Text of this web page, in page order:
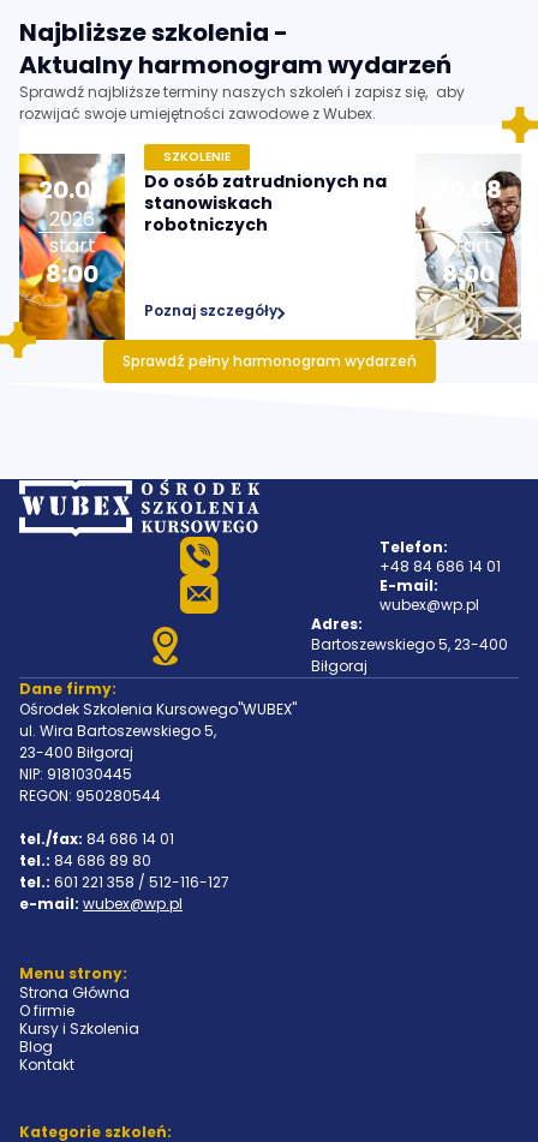
Najbliższe szkolenia -
Aktualny harmonogram wydarzeń
Sprawdź najbliższe terminy naszych szkoleń i zapisz się, aby
rozwijać swoje umiejętności zawodowe z Wubex.
20.08
2026
start
8:00
SZKOLENIE
Do osób zatrudnionych na
stanowiskach
robotniczych
Poznaj szczegóły
08
2026
start
8:00
Sprawdź pełny harmonogram wydarzeń
Telefon:
+48 84 686 14 01
E-mail:
wubex@wp.pl
Adres:
Bartoszewskiego 5, 23-400
Biłgoraj
Dane firmy:
Ośrodek Szkolenia Kursowego"WUBEX"
ul. Wira Bartoszewskiego 5,
23-400 Biłgoraj
NIP: 9181030445
REGON: 950280544
tel./fax: 84 686 14 01
tel.: 84 686 89 80
tel.: 601 221 358 / 512-116-127
e-mail: wubex@wp.pl
Menu strony:
Strona Główna
O firmie
Kursy i Szkolenia
Blog
Kontakt
Kategorie szkoleń: